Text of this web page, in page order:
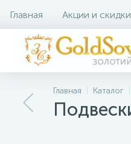
Главная Акции и скидки
Главная Каталог